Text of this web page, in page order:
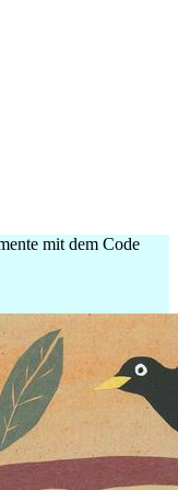
mit dem Code